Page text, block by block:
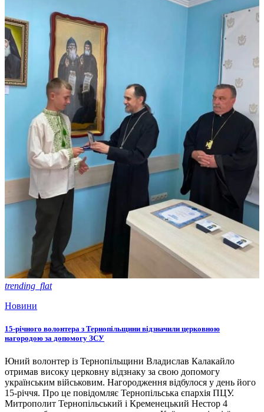
trending_flat
Новини
15-річного волонтера з Тернопільщини відзначили церковною
нагородою за допомогу ЗСУ
Юний волонтер із Тернопільщини Владислав Калакайло
отримав високу церковну відзнаку за свою допомогу
українським військовим. Нагородження відбулося у день його
15-річчя. Про це повідомляє Тернопільська єпархія ПЦУ.
Митрополит Тернопільський і Кременецький Нестор 4